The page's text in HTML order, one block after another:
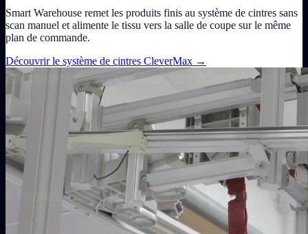
Smart Warehouse remet les produits finis au système de cintres sans
scan manuel et alimente le tissu vers la salle de coupe sur le même
plan de commande.
Découvrir le système de cintres CleverMax →